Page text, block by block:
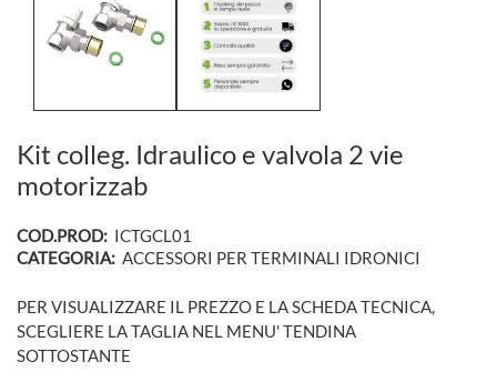
Kit colleg. Idraulico e valvola 2 vie
motorizzab
COD.PROD: ICTGCL01
CATEGORIA: ACCESSORI PER TERMINALI IDRONICI
PER VISUALIZZARE IL PREZZO E LA SCHEDA TECNICA,
SCEGLIERE LA TAGLIA NEL MENU' TENDINA
SOTTOSTANTE